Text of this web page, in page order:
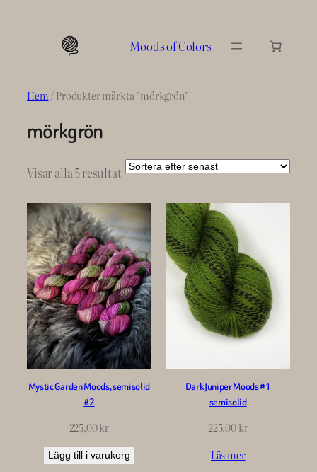
Moods of Colors
Hem/ Produkter märkta ”mörkgrön”
mörkgrön
Visar alla 5 resultatSortera
senaste
Mystic Garden Moods, semisolid
#2
225,00kr
Lägg till i varukorg
Dark Juniper Moods #1
semisolid
225,00kr
Läs mer